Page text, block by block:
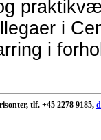
i
i
tlf. +45 2278 9185,